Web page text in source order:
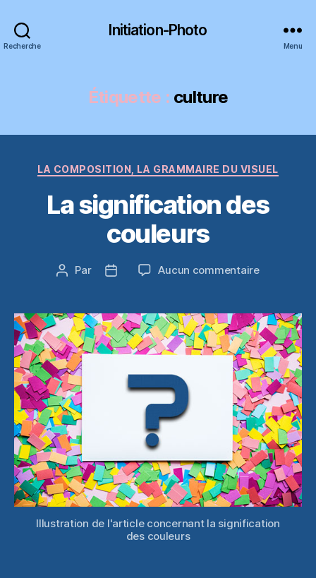
Recherche
Initiation-Photo
Menu
Étiquette : culture
Catégories
LA COMPOSITION, LA GRAMMAIRE DU VISUEL
La signification des
couleurs
Auteur
Par
Date
Aucun commentairesur
des
couleurs
Illustration de l'article concernant la signification
des couleurs